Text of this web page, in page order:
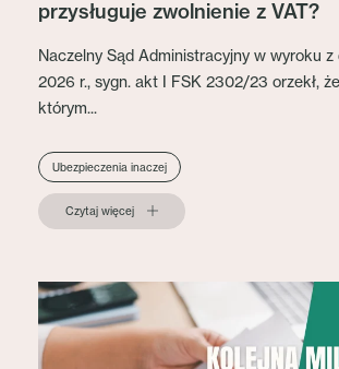
przysługuje zwolnienie z VAT?
Naczelny Sąd Administracyjny w wyroku z
2026 r., sygn. akt I FSK 2302/23 orzekł,
którym...
Ubezpieczenia inaczej
Czytaj więcej